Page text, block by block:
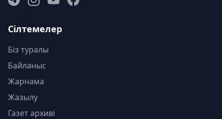
Сілтемелер
Біз туралы
Байланыс
Жарнама
Жазылу
Газет архиві